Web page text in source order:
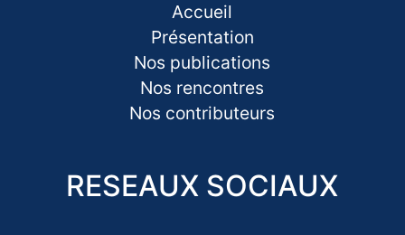
Accueil
Présentation
Nos publications
Nos rencontres
Nos contributeurs
RESEAUX SOCIAUX